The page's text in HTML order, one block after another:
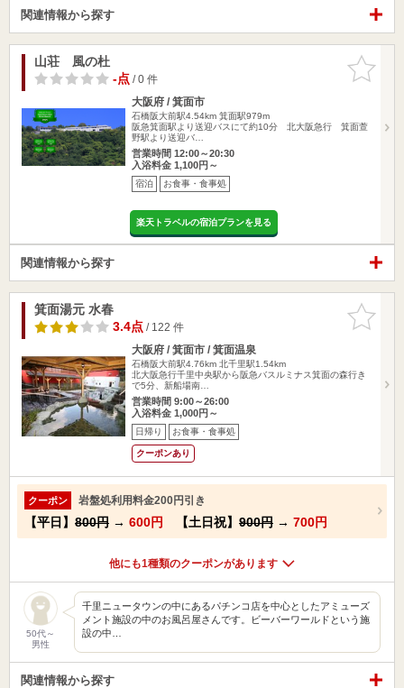
関連情報から探す
お気に入
りに追加
山荘 風の杜
-点/ 0 件
大阪府 / 箕面市
石橋阪大前駅4.54km 箕面駅979m
阪急箕面駅より送迎バスにて約10分 北大阪急行 箕面萱
野駅より送迎バ…
営業時間 12:00～20:30
入浴料金 1,100円～
宿泊 お食事・食事処
楽天トラベルの宿泊プランを見る
関連情報から探す
お気に入
りに追加
箕面湯元 水春
3.4点/ 122 件
大阪府 / 箕面市 / 箕面温泉
石橋阪大前駅4.76km 北千里駅1.54km
北大阪急行千里中央駅から阪急バスルミナス箕面の森行き
で5分、新船場南…
営業時間 9:00～26:00
入浴料金 1,000円～
日帰り お食事・食事処
クーポンあり
クーポン 岩盤処利用料金200円引き
【平日】 800円 → 600円 【土日祝】 900円 → 700円
他にも1種類のクーポンがあります
50代～
男性
千里ニュータウンの中にあるパチンコ店を中心としたアミューズ
メント施設の中のお風呂屋さんです。ビーバーワールドという施
設の中…
関連情報から探す